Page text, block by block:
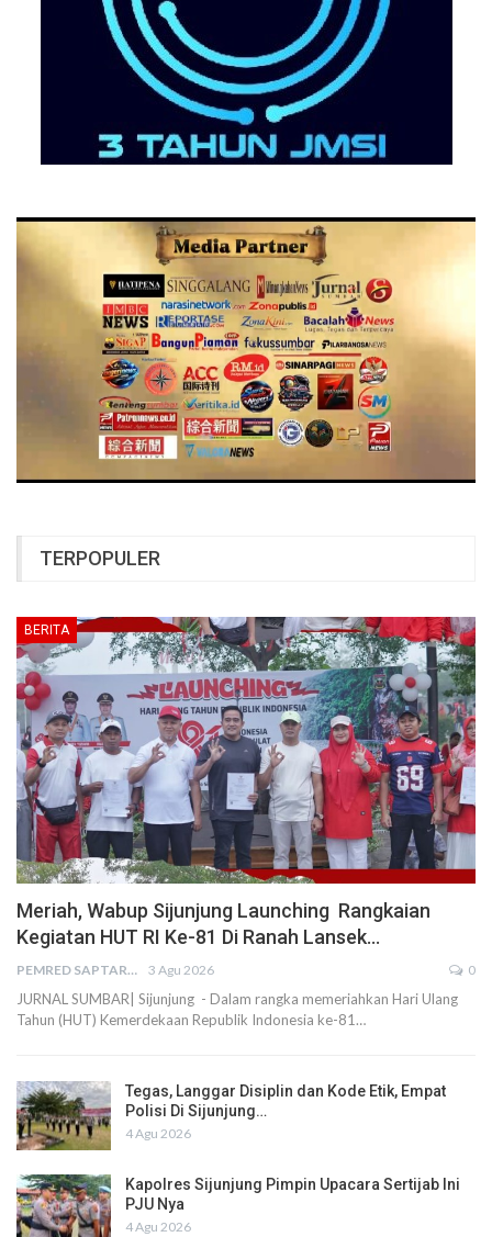
TERPOPULER
BERITA
Meriah, Wabup Sijunjung Launching Rangkaian
Kegiatan HUT RI Ke-81 Di Ranah Lansek…
PEMRED SAPTARIUS 3 Agu 2026 0
JURNAL SUMBAR| Sijunjung - Dalam rangka memeriahkan Hari Ulang
Tahun (HUT) Kemerdekaan Republik Indonesia ke-81…
Tegas, Langgar Disiplin dan Kode Etik, Empat
Polisi Di Sijunjung…
4 Agu 2026
Kapolres Sijunjung Pimpin Upacara Sertijab Ini
PJU Nya
4 Agu 2026